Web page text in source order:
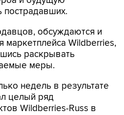
пострадавших.
обсуждаются и
Wildberries,
раскрывать
меры.
недель в результате
целый ряд
Wildberries-Russ в